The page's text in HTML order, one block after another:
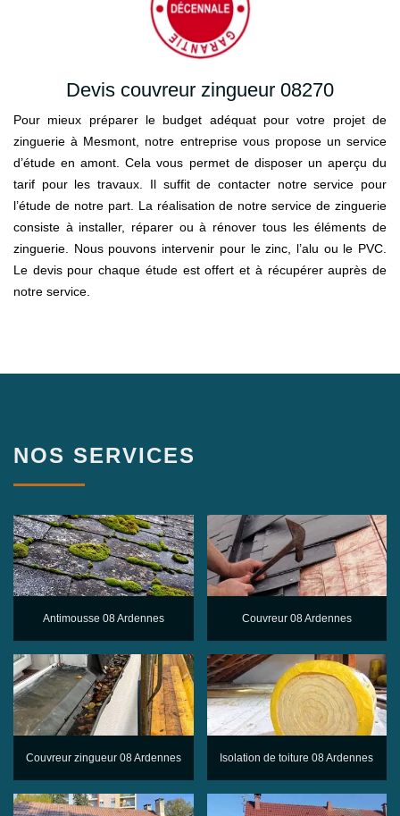
Devis couvreur zingueur 08270
Pour mieux préparer le budget adéquat pour votre projet de
zinguerie à Mesmont, notre entreprise vous propose un service
d’étude en amont. Cela vous permet de disposer un aperçu du
tarif pour les travaux. Il suffit de contacter notre service pour
l’étude de notre part. La réalisation de notre service de zinguerie
consiste à installer, réparer ou à rénover tous les éléments de
zinguerie. Nous pouvons intervenir pour le zinc, l’alu ou le PVC.
Le devis pour chaque étude est offert et à récupérer auprès de
notre service.
NOS SERVICES
Antimousse 08 Ardennes Couvreur 08 Ardennes
Couvreur zingueur 08 Ardennes Isolation de toiture 08 Ardennes